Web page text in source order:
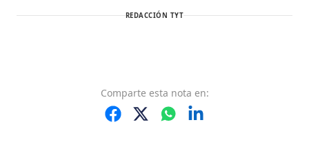
REDACCIÓN TYT
Comparte esta nota en: